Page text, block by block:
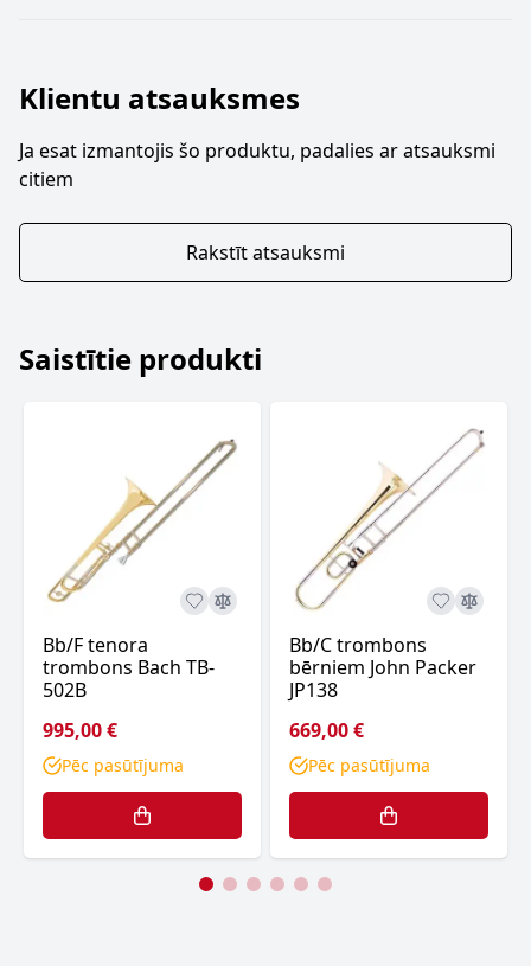
Klientu atsauksmes
Ja esat izmantojis šo produktu, padalies ar atsauksmi
citiem
Rakstīt atsauksmi
Saistītie produkti
Bb/F tenora
trombons Bach TB-
502B
995,00 €
Pēc pasūtījuma
Bb/C trombons
bērniem John Packer
JP138
669,00 €
Pēc pasūtījuma